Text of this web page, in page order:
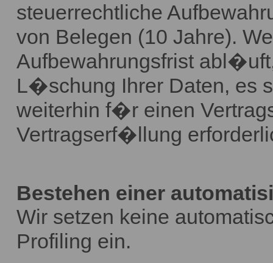
steuerrechtliche
von Belegen (10 Jahre).
Aufbewahrungsfrist
L�schung Ihrer Daten, es
weiterhin f�r einen
Vertragserf�llung
Bestehen einer
Wir setzen keine
Profiling ein.